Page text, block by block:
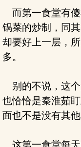
而第一食堂有傻
锅菜的炒制，同
却要好上一层，
多。
别的不说，这
也恰恰是秦淮茹
面也不是没有其他
这第一食堂每天